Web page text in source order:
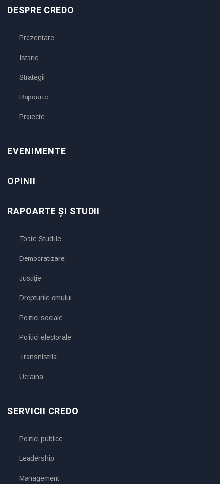
DESPRE CREDO
Prezentare
Istoric
Strategii
Rapoarte
Proiecte
EVENIMENTE
OPINII
RAPOARTE ȘI STUDII
Toate Studiile
Democratizare
Justiţie
Drepturile omului
Politici sociale
Politici electorale
Transnistria
Ucraina
SERVICII CREDO
Politici publice
Leadership
Management